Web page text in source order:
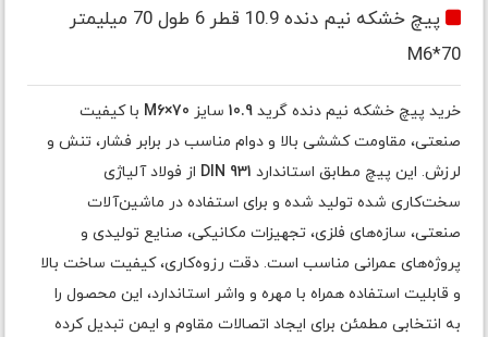
پیچ خشکه نیم دنده 10.9 قطر 6 طول 70 میلیمتر
M6*70
خرید پیچ خشکه نیم دنده گرید10.9 سایز M6×70 با کیفیت
صنعتی، مقاومت کششی بالا و دوام مناسب در برابر فشار، تنش و
لرزش. این پیچ مطابق استاندارد DIN 931 از فولاد آلیاژی
سخت‌کاری شده تولید شده و برای استفاده در ماشین‌آلات
صنعتی، سازه‌های فلزی، تجهیزات مکانیکی، صنایع تولیدی و
پروژه‌های عمرانی مناسب است. دقت رزوه‌کاری، کیفیت ساخت بالا
و قابلیت استفاده همراه با مهره و واشر استاندارد، این محصول را
به انتخابی مطمئن برای ایجاد اتصالات مقاوم و ایمن تبدیل کرده